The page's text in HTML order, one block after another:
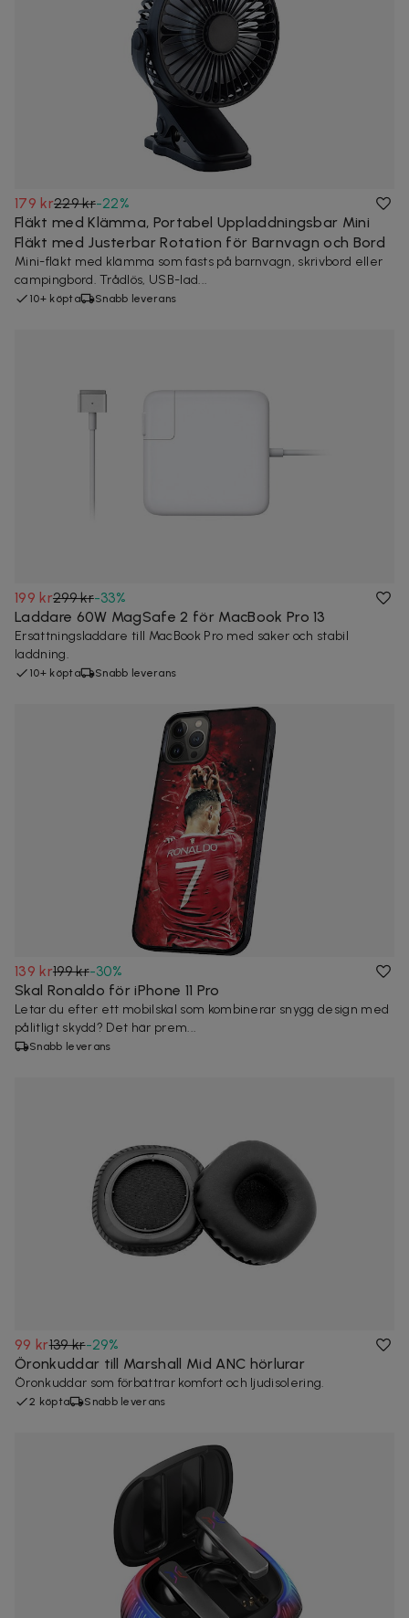
179 kr229 kr-22%
Fläkt med Klämma, Portabel Uppladdningsbar Mini
Fläkt med Justerbar Rotation för Barnvagn och Bord
Mini-fläkt med klämma som fästs på barnvagn, skrivbord eller
campingbord. Trådlös, USB-lad...
10+ köpta Snabb leverans
199 kr299 kr-33%
Laddare 60W MagSafe 2 för MacBook Pro 13
Ersättningsladdare till MacBook Pro med säker och stabil
laddning.
10+ köpta Snabb leverans
139 kr199 kr-30%
Skal Ronaldo för iPhone 11 Pro
Letar du efter ett mobilskal som kombinerar snygg design med
pålitligt skydd? Det här prem...
Snabb leverans
99 kr139 kr-29%
Öronkuddar till Marshall Mid ANC hörlurar
Öronkuddar som förbättrar komfort och ljudisolering.
2 köpta Snabb leverans